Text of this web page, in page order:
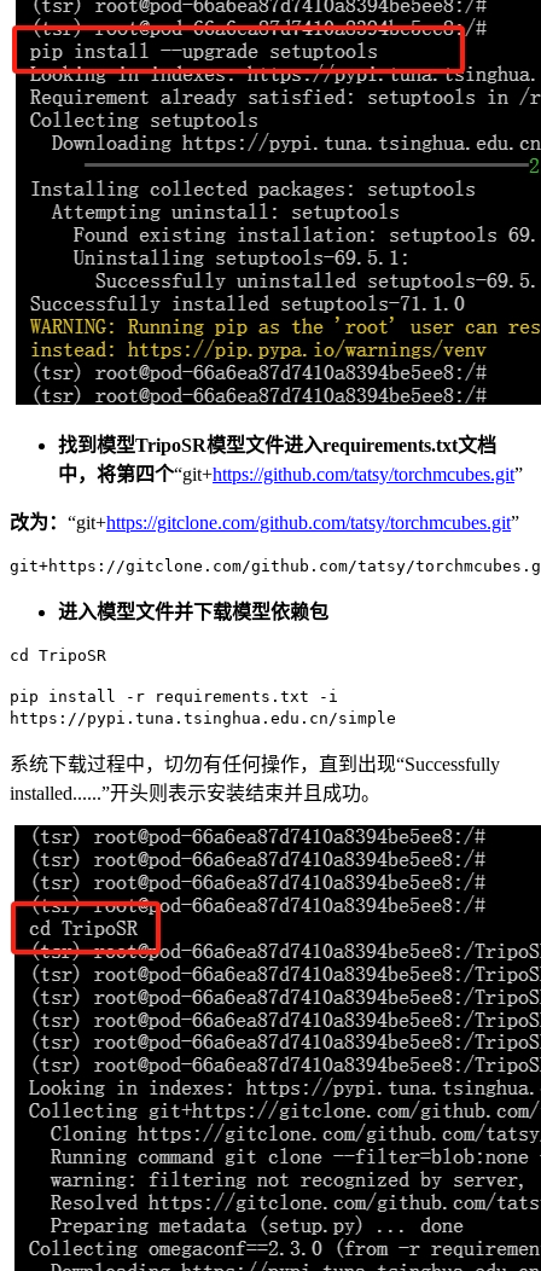
找到模型TripoSR模型文件进入requirements.txt文档
中，将第四个“git+https://github.com/tatsy/torchmcubes.git”
改为： “git+https://gitclone.com/github.com/tatsy/torchmcubes.git”
git+https://gitclone.com/github.com/tatsy/
进入模型文件并下载模型依赖包
cd TripoSR
pip install -r requirements.txt -i
https://pypi.tuna.tsinghua.edu.cn/simple
系统下载过程中，切勿有任何操作，直到出现“Successfully
installed......”开头则表示安装结束并且成功。